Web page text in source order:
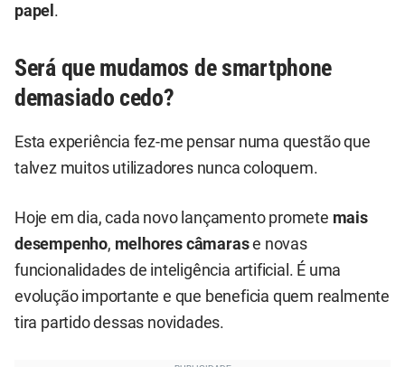
papel .
Será que mudamos de smartphone
demasiado cedo?
Esta experiência fez-me pensar numa questão que
talvez muitos utilizadores nunca coloquem.
Hoje em dia, cada novo lançamento promete mais
desempenho, melhores câmarase novas
funcionalidades de inteligência artificial. É uma
evolução importante e que beneficia quem realmente
tira partido dessas novidades.